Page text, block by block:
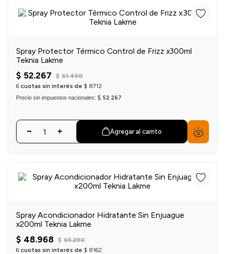
Sanitizantes
Spray Protector Térmico Control de Frizz x300ml
Teknia Lakme
$ 52.267 $ 61.490
6 cuotas sin interés de $ 8712
Precio sin impuestos nacionales: $ 52.267
Agregar al carrito
Spray Acondicionador Hidratante Sin Enjuague
x200ml Teknia Lakme
$ 48.968 $ 65.290
6 cuotas sin interés de $ 8162